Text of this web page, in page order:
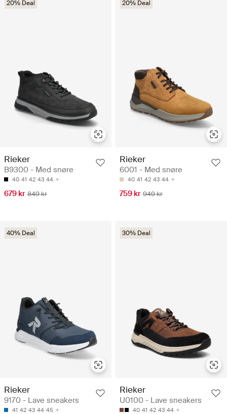
20% Deal
Rieker
B9300 - Med snøre
40 41 42 43 44
679 kr 849 kr
20% Deal
Rieker
6001 - Med snøre
40 41 42 43 44
759 kr 949 kr
40% Deal
Rieker
9170 - Lave sneakers
41 42 43 44 45
30% Deal
Rieker
U0100 - Lave sneakers
40 41 42 43 44